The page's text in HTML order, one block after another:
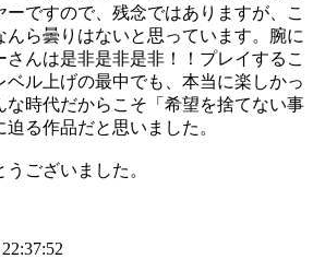
ですので、残念ではありますが、こ
ら曇りはないと思っています。腕に
んは是非是非是非！！プレイするこ
ベル上げの最中でも、本当に楽しかっ
な時代だからこそ「希望を捨てない事
る作品だと思いました。
ございました。